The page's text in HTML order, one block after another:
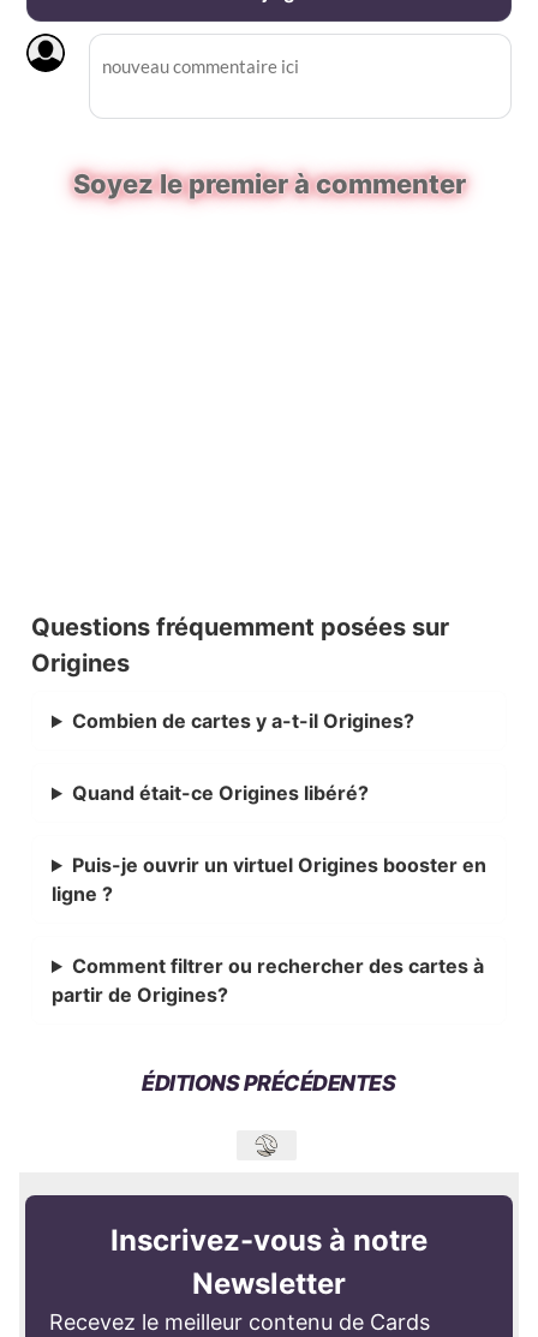
Soyez le premier à commenter
Questions fréquemment posées sur
Origines
Combien de cartes y a-t-il Origines?
Quand était-ce Origines libéré?
Puis-je ouvrir un virtuel Origines booster en
ligne ?
Comment filtrer ou rechercher des cartes à
partir de Origines?
ÉDITIONS PRÉCÉDENTES
Inscrivez-vous à notre
Newsletter
Recevez le meilleur contenu de Cards